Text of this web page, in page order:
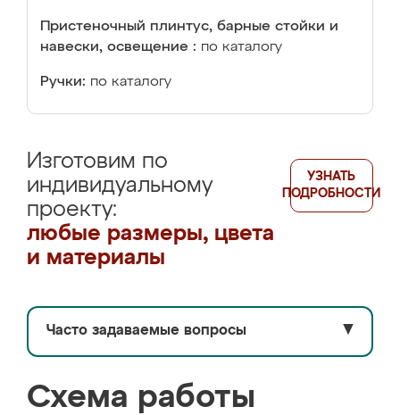
Пристеночный плинтус, барные стойки и
навески, освещение : по каталогу
Ручки: по каталогу
Изготовим по
индивидуальному
проекту:
любые размеры, цвета
и материалы
УЗНАТЬ
ПОДРОБНОСТИ
Часто задаваемые вопросы ▼
Схема работы